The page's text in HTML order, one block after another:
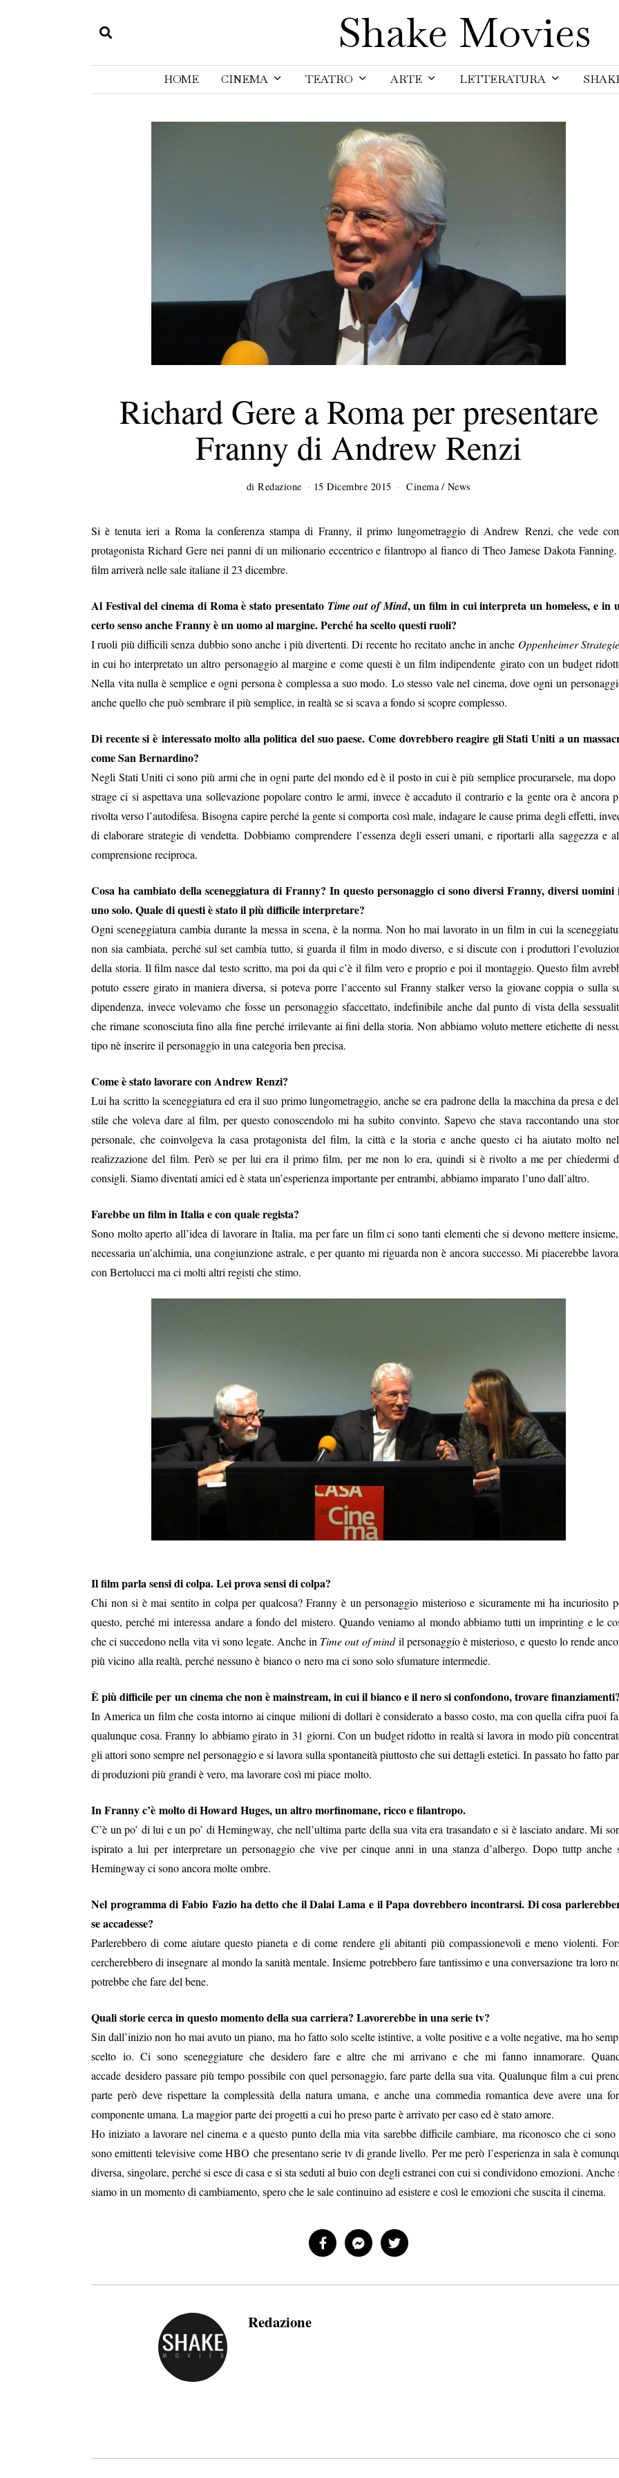
Shake Movies
HOME CINEMA TEATRO ARTE LETTERATURA
Richard Gere a Roma per presentare
Franny di Andrew Renzi
diRedazione 15 Dicembre 2015
i
e
e
2
1
5
Cinema / News
Si è tenuta ieri a Roma la conferenza stampa di Franny, il primo lungometraggio di Andrew Renzi, che vede
protagonista Richard Gere nei panni di un milionario eccentrico e filantropo al fianco di Theo Jamese Dakota
film arriverà nelle sale italiane il 23 dicembre.
Al Festival del cinema di Roma è stato presentato Time out of Mind, un film in cui interpreta un homeless, e in
certo senso anche Franny è un uomo al margine. Perché ha scelto questi ruoli?
I ruoli più difficili senza dubbio sono anche i più divertenti. Di recente ho recitato anche in anche Oppenheimer
in cui ho interpretato un altro personaggio al margine e come questi è un film indipendente girato con un budget
Nella vita nulla è semplice e ogni persona è complessa a suo modo. Lo stesso vale nel cinema, dove ogni un
anche quello che può sembrare il più semplice, in realtà se si scava a fondo si scopre complesso.
Di recente si è interessato molto alla politica del suo paese. Come dovrebbero reagire gli Stati Uniti a un
come San Bernardino?
Negli Stati Uniti ci sono più armi che in ogni parte del mondo ed è il posto in cui è più semplice procurarsele, ma dopo
strage ci si aspettava una sollevazione popolare contro le armi, invece è accaduto il contrario e la gente ora è ancora
rivolta verso l’autodifesa. Bisogna capire perché la gente si comporta così male, indagare le cause prima degli effetti,
di elaborare strategie di vendetta. Dobbiamo comprendere l’essenza degli esseri umani, e riportarli alla saggezza e
comprensione reciproca.
Cosa ha cambiato della sceneggiatura di Franny? In questo personaggio ci sono diversi Franny, diversi uomini
uno solo. Quale di questi è stato il più difficile interpretare?
Ogni sceneggiatura cambia durante la messa in scena, è la norma. Non ho mai lavorato in un film in cui la
non sia cambiata, perché sul set cambia tutto, si guarda il film in modo diverso, e si discute con i produttori
della storia. Il film nasce dal testo scritto, ma poi da qui c’è il film vero e proprio e poi il montaggio. Questo film
potuto essere girato in maniera diversa, si poteva porre l’accento sul Franny stalker verso la giovane coppia o sulla
dipendenza, invece volevamo che fosse un personaggio sfaccettato, indefinibile anche dal punto di vista della
che rimane sconosciuta fino alla fine perché irrilevante ai fini della storia. Non abbiamo voluto mettere etichette di
tipo nè inserire il personaggio in una categoria ben precisa.
Come è stato lavorare con Andrew Renzi?
Lui ha scritto la sceneggiatura ed era il suo primo lungometraggio, anche se era padrone della la macchina da presa e
stile che voleva dare al film, per questo conoscendolo mi ha subito convinto. Sapevo che stava raccontando una
personale, che coinvolgeva la casa protagonista del film, la città e la storia e anche questo ci ha aiutato molto
realizzazione del film. Però se per lui era il primo film, per me non lo era, quindi si è rivolto a me per chiedermi
consigli. Siamo diventati amici ed è stata un’esperienza importante per entrambi, abbiamo imparato l’uno dall’altro.
Farebbe un film in Italia e con quale regista?
Sono molto aperto all’idea di lavorare in Italia, ma per fare un film ci sono tanti elementi che si devono mettere
necessaria un’alchimia, una congiunzione astrale, e per quanto mi riguarda non è ancora successo. Mi piacerebbe
con Bertolucci ma ci molti altri registi che stimo.
Il film parla sensi di colpa. Lei prova sensi di colpa?
Chi non si è mai sentito in colpa per qualcosa? Franny è un personaggio misterioso e sicuramente mi ha incuriosito
questo, perché mi interessa andare a fondo del mistero. Quando veniamo al mondo abbiamo tutti un imprinting e le
che ci succedono nella vita vi sono legate. Anche in Time out of mindil personaggio è misterioso, e questo lo rende
più vicino alla realtà, perché nessuno è bianco o nero ma ci sono solo sfumature intermedie.
È più difficile per un cinema che non è mainstream, in cui il bianco e il nero si confondono, trovare
In America un film che costa intorno ai cinque milioni di dollari è considerato a basso costo, ma con quella cifra puoi
qualunque cosa. Franny lo abbiamo girato in 31 giorni. Con un budget ridotto in realtà si lavora in modo più
gli attori sono sempre nel personaggio e si lavora sulla spontaneità piuttosto che sui dettagli estetici. In passato ho fatto
di produzioni più grandi è vero, ma lavorare così mi piace molto.
In Franny c’è molto di Howard Huges, un altro morfinomane, ricco e filantropo.
C’è un po’ di lui e un po’ di Hemingway, che nell’ultima parte della sua vita era trasandato e si è lasciato andare. Mi
ispirato a lui per interpretare un personaggio che vive per cinque anni in una stanza d’albergo. Dopo tuttp anche
Hemingway ci sono ancora molte ombre.
Nel programma di Fabio Fazio ha detto che il Dalai Lama e il Papa dovrebbero incontrarsi. Di cosa
se accadesse?
Parlerebbero di come aiutare questo pianeta e di come rendere gli abitanti più compassionevoli e meno violenti.
cercherebbero di insegnare al mondo la sanità mentale. Insieme potrebbero fare tantissimo e una conversazione tra loro
potrebbe che fare del bene.
Quali storie cerca in questo momento della sua carriera? Lavorerebbe in una serie tv?
Sin dall’inizio non ho mai avuto un piano, ma ho fatto solo scelte istintive, a volte positive e a volte negative, ma ho
scelto io. Ci sono sceneggiature che desidero fare e altre che mi arrivano e che mi fanno innamorare.
accade desidero passare più tempo possibile con quel personaggio, fare parte della sua vita. Qualunque film a cui
parte però deve rispettare la complessità della natura umana, e anche una commedia romantica deve avere una
componente umana. La maggior parte dei progetti a cui ho preso parte è arrivato per caso ed è stato amore.
Ho iniziato a lavorare nel cinema e a questo punto della mia vita sarebbe difficile cambiare, ma riconosco che ci sono
sono emittenti televisive come HBO che presentano serie tv di grande livello. Per me però l’esperienza in sala è
diversa, singolare, perché si esce di casa e si sta seduti al buio con degli estranei con cui si condividono emozioni. Anche
siamo in un momento di cambiamento, spero che le sale continuino ad esistere e così le emozioni che suscita il cinema.
Redazione